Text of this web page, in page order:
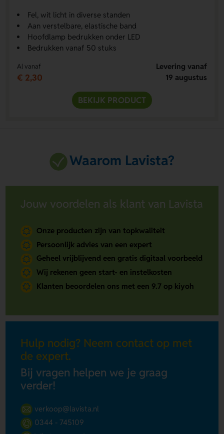
Fel, wit licht in diverse standen
Aan verstelbare, elastische band
Hoofdlamp bedrukken onder LED
Bedrukken vanaf 50 stuks
Al vanaf
€ 2,30
Levering vanaf
19 augustus
BEKIJK PRODUCT
Waarom Lavista?
Jouw voordelen als klant van Lavista
Onze producten zijn van topkwaliteit
Persoonlijk advies van een expert
Geheel vrijblijvend een gratis digitaal voorbeeld
Wij rekenen geen start- en instelkosten
Klanten beoordelen ons met een 9.7 op kiyoh
Hulp nodig? Neem contact op met
de expert.
Bij vragen helpen we je graag
verder!
verkoop@lavista.nl
0344 - 745109